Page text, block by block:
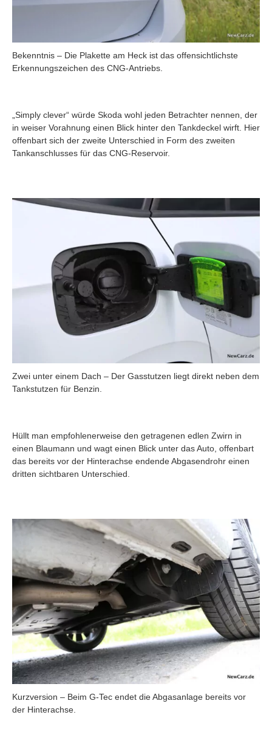
Bekenntnis – Die Plakette am Heck ist das offensichtlichste
Erkennungszeichen des CNG-Antriebs.
„Simply clever“ würde Skoda wohl jeden Betrachter nennen, der
in weiser Vorahnung einen Blick hinter den Tankdeckel wirft. Hier
offenbart sich der zweite Unterschied in Form des zweiten
Tankanschlusses für das CNG-Reservoir.
Zwei unter einem Dach – Der Gasstutzen liegt direkt neben dem
Tankstutzen für Benzin.
Hüllt man empfohlenerweise den getragenen edlen Zwirn in
einen Blaumann und wagt einen Blick unter das Auto, offenbart
das bereits vor der Hinterachse endende Abgasendrohr einen
dritten sichtbaren Unterschied.
Kurzversion – Beim G-Tec endet die Abgasanlage bereits vor
der Hinterachse.